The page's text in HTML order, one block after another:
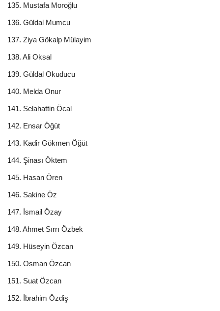
135. Mustafa Moroğlu
136. Güldal Mumcu
137. Ziya Gökalp Mülayim
138. Ali Oksal
139. Güldal Okuducu
140. Melda Onur
141. Selahattin Öcal
142. Ensar Öğüt
143. Kadir Gökmen Öğüt
144. Şinası Öktem
145. Hasan Ören
146. Sakine Öz
147. İsmail Özay
148. Ahmet Sırrı Özbek
149. Hüseyin Özcan
150. Osman Özcan
151. Suat Özcan
152. İbrahim Özdiş